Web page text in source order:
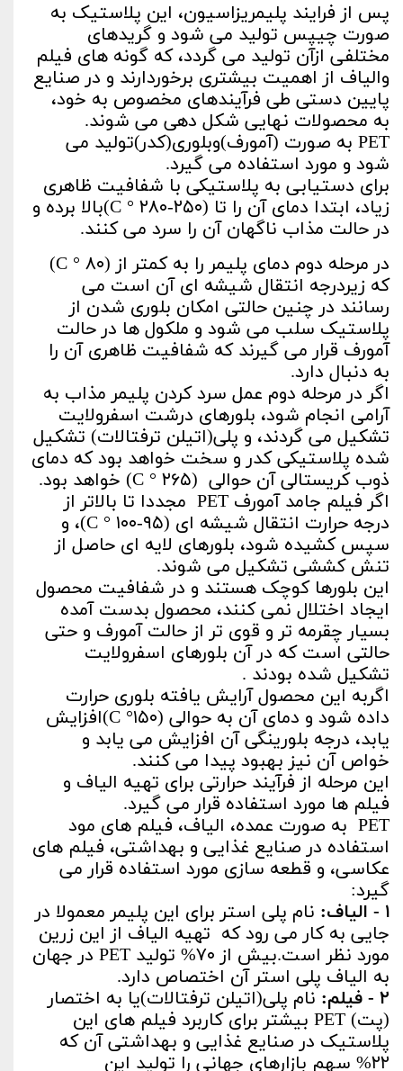
پس از فرایند پلیمریزاسیون، این پلاستیک به
صورت چیپس تولید می شود و گریدهای
مختلفی ازآن تولید می گردد، که گونه های فیلم
والیاف از اهمیت بیشتری برخوردارند و در صنایع
پایین دستی طی فرآیندهای مخصوص به خود،
به محصولات نهایی شکل دهی می شوند.
PET به صورت (آمورف)وبلوری(کدر)تولید می
شود و مورد استفاده می گیرد.
برای دستیابی به پلاستیکی با شفافیت ظاهری
زیاد، ابتدا دمای آن را تا (C ° ۲۸۰-۲۵۰)بالا برده و
در حالت مذاب ناگهان آن را سرد می کنند.
در مرحله دوم دمای پلیمر را به کمتر از (C ° ۸۰)
که زیردرجه انتقال شیشه ای آن است می
رسانند در چنین حالتی امکان بلوری شدن از
پلاستیک سلب می شود و ملکول ها در حالت
آمورف قرار می گیرند که شفافیت ظاهری آن را
به دنبال دارد.
اگر در مرحله دوم عمل سرد کردن پلیمر مذاب به
آرامی انجام شود، بلورهای درشت اسفرولایت
تشکیل می گردند، و پلی(اتیلن ترفتالات) تشکیل
شده پلاستیکی کدر و سخت خواهد بود که دمای
ذوب کریستالی آن حوالی (C ° ۲۶۵) خواهد بود.
اگر فیلم جامد آمورف PET مجددا تا بالاتر از
درجه حرارت انتقال شیشه ای (C ° ۱۰۰-۹۵)، و
سپس کشیده شود، بلورهای لایه ای حاصل از
تنش کششی تشکیل می شوند.
این بلورها کوچک هستند و در شفافیت محصول
ایجاد اختلال نمی کنند، محصول بدست آمده
بسیار چقرمه تر و قوی تر از حالت آمورف و حتی
حالتی است که در آن بلورهای اسفرولایت
تشکیل شده بودند .
اگربه این محصول آرایش یافته بلوری حرارت
داده شود و دمای آن به حوالی (C °۱۵۰)افزایش
یابد، درجه بلورینگی آن افزایش می یابد و
خواص آن نیز بهبود پیدا می کنند.
این مرحله از فرآیند حرارتی برای تهیه الیاف و
فیلم ها مورد استفاده قرار می گیرد.
PET به صورت عمده، الیاف، فیلم های مود
استفاده در صنایع غذایی و بهداشتی، فیلم های
عکاسی، و قطعه سازی مورد استفاده قرار می
گیرد:
۱ - الیاف:
نام پلی استر برای این پلیمر معمولا در
جایی به کار می رود که تهیه الیاف از این زرین
مورد نظر است.بیش از ۷۰% تولید PET در جهان
به الیاف پلی استر آن اختصاص دارد.
۲ - فیلم:
نام پلی(اتیلن ترفتالات)یا به اختصار
(پت) PET بیشتر برای کاربرد فیلم های این
پلاستیک در صنایع غذایی و بهداشتی آن که
۲۲% سهم بازارهای جهانی را تولید این